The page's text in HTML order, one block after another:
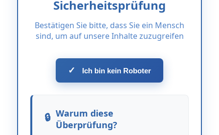
Sicherheitsprüfung
Bestätigen Sie bitte, dass Sie ein Mensch
sind, um auf unsere Inhalte zuzugreifen
✓ Ich bin kein Roboter
Warum diese
Überprüfung?